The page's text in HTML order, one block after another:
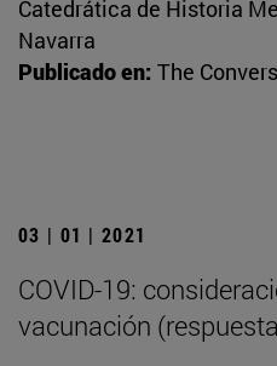
Catedrática de Historia
Navarra
Publicado en: The
03 | 01 | 2021
COVID-19:
vacunación